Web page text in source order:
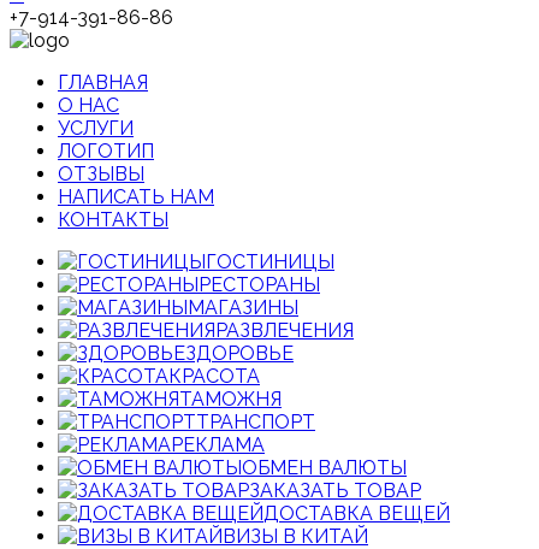
+7-914-391-86-86
ГЛАВНАЯ
О НАС
УСЛУГИ
ЛОГОТИП
ОТЗЫВЫ
НАПИСАТЬ НАМ
КОНТАКТЫ
ГОСТИНИЦЫ
РЕСТОРАНЫ
МАГАЗИНЫ
РАЗВЛЕЧЕНИЯ
ЗДОРОВЬЕ
КРАСОТА
ТАМОЖНЯ
ТРАНСПОРТ
РЕКЛАМА
ОБМЕН ВАЛЮТЫ
ЗАКАЗАТЬ ТОВАР
ДОСТАВКА ВЕЩЕЙ
ВИЗЫ В КИТАЙ